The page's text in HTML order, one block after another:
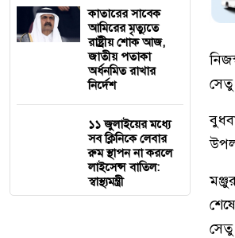
কাতারের সাবেক
আমিরের মৃত্যুতে
রাষ্ট্রীয় শোক আজ,
জাতীয় পতাকা
অর্ধনমিত রাখার
নির্দেশ
১১ জুলাইয়ের মধ্যে
সব ক্লিনিকে লেবার
রুম স্থাপন না করলে
লাইসেন্স বাতিল:
স্বাস্থ্যমন্ত্রী
সেতু
সেতু